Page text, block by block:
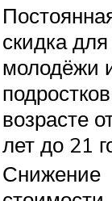
скидка для
молодёжи
возрасте
лет до 21
Снижение